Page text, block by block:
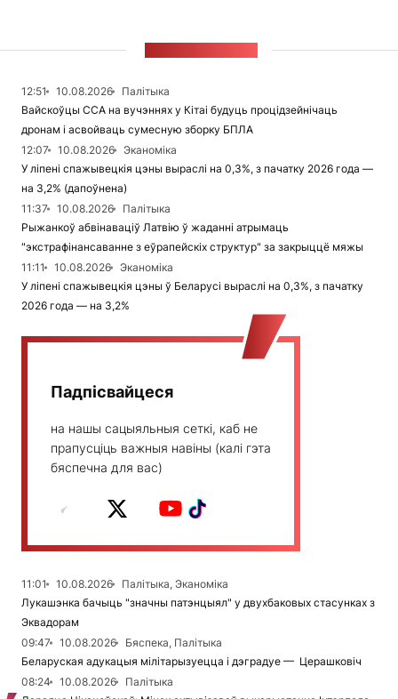
12:51 10.08.2026
Палітыка
Вайскоўцы ССА на вучэннях у Кітаі будуць процідзейнічаць
дронам і асвойваць сумесную зборку БПЛА
12:07
10.08.2026
Эканоміка
У ліпені спажывецкія цэны выраслі на 0,3%, з пачатку 2026 года —
на 3,2% (дапоўнена)
11:37
10.08.2026
Палітыка
Рыжанкоў абвінаваціў Латвію ў жаданні атрымаць
"экстрафінансаванне з еўрапейскіх структур" за закрыццё мяжы
11:11
10.08.2026
Эканоміка
У ліпені спажывецкія цэны ў Беларусі выраслі на 0,3%, з пачатку
2026 года — на 3,2%
Падпісвайцеся
на нашы сацыяльныя сеткі, каб не
прапусціць важныя навіны (калі гэта
бяспечна для вас)
11:01 10.08.2026
Палітыка, Эканоміка
Лукашэнка бачыць "значны патэнцыял" у двухбаковых стасунках з
Эквадорам
09:47
10.08.2026
Бяспека, Палітыка
Беларуская адукацыя мілітарызуецца і дэградуе — Церашковіч
08:24
10.08.2026
Палітыка